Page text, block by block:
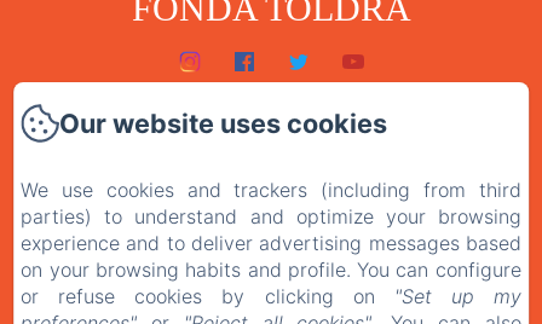
FONDA TOLDRÀ
El restaurant
Contacte
Política de privacitat
Our website uses cookies
We use cookies and trackers (including from third
parties) to understand and optimize your browsing
experience and to deliver advertising messages based
on your browsing habits and profile. You can configure
or refuse cookies by clicking on
"Set up my